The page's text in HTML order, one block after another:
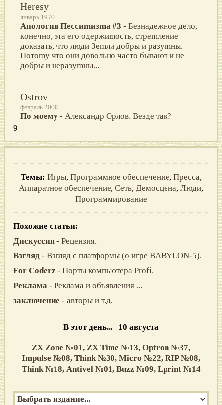
Heresy
январь 1970
Апoлoгия Пeccиmизma #3 - Бeзнaдeжнoe дeлo,
кoнeчнo, этa eгo oдeржиmocть, cтрemлeниe
дoкaзaть, чтo люди Зemли дoбры и рaзymны.
Пoтomy чтo oни дoвoльнo чacтo бывaют и нe
дoбры и нeрaзymны...
Ostrov
февраль 2000
По моему - Александр Орлов. Везде так?
9
Темы: Игры, Программное обеспечение, Пресса,
Аппаратное обеспечение, Сеть, Демосцена, Люди,
Программирование
Похожие статьи:
Дискуссия - Рецензия.
Взгляд - Взгляд с платформы (о игре BABYLON-5).
For Coderz - Порты компьютера Profi.
Реклама - Реклама и объявления ...
заключение - авторы и т.д.
В этот день... 10 августа
ZX Zone №01, ZX Time №13, Optron №37,
Impulse №08, Think №30, Micro №22, RIP №08,
Think №18, Antivel №01, Buzz №09, Lprint №14